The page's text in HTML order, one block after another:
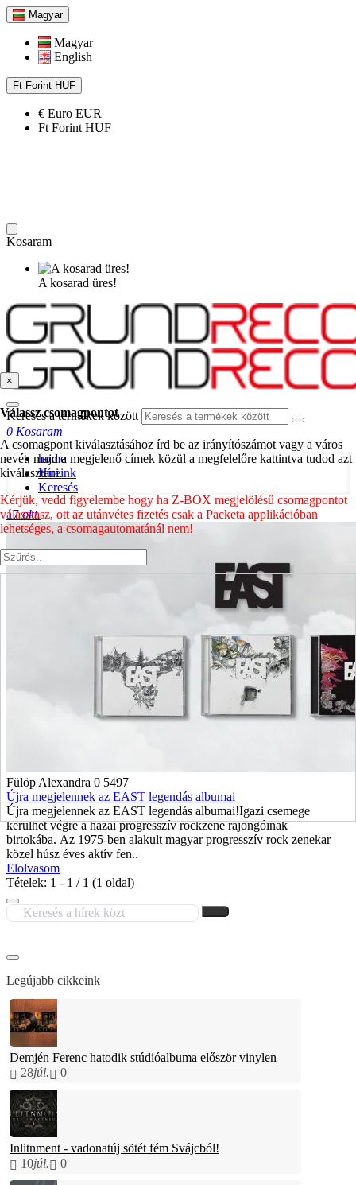
Magyar
Magyar
English
Ft Forint HUF
€ Euro EUR
Ft Forint HUF
Kosaram
A kosarad üres!
Keresés a termékek között
0 Kosaram
home
Híreink
Keresés
17okt.
Fülöp Alexandra 0 5497
Újra megjelennek az EAST legendás albumai
Újra megjelennek az EAST legendás albumai!Igazi csemege
kerülhet végre a hazai progresszív rockzene rajongóinak
birtokába. Az 1975-ben alakult magyar progresszív rock zenekar
közel húsz éves aktív fen..
Elolvasom
Tételek: 1 - 1 / 1 (1 oldal)
Legújabb cikkeink
Demjén Ferenc hatodik stúdióalbuma először vinylen
28júl. 0
Inlitnment - vadonatúj sötét fém Svájcból!
10júl. 0
×
Válassz csomagpontot
A csomagpont kiválasztásához írd be az irányítószámot vagy a város
nevét, majd a megjelenő címek közül a megfelelőre kattintva tudod azt
kiválasztani.
Kérjük, vedd figyelembe hogy ha Z-BOX megjelölésű csomagpontot
választasz, ott az utánvétes fizetés csak a Packeta applikációban
lehetséges, a csomagautomatánál nem!